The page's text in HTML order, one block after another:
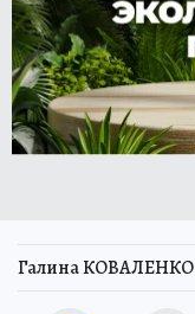
Галина КОВАЛЕНКО